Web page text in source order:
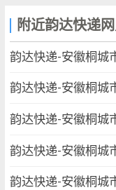
附近韵达快递
韵达快递-安徽桐城
韵达快递-安徽桐城
韵达快递-安徽桐城
韵达快递-安徽桐城
韵达快递-安徽桐城